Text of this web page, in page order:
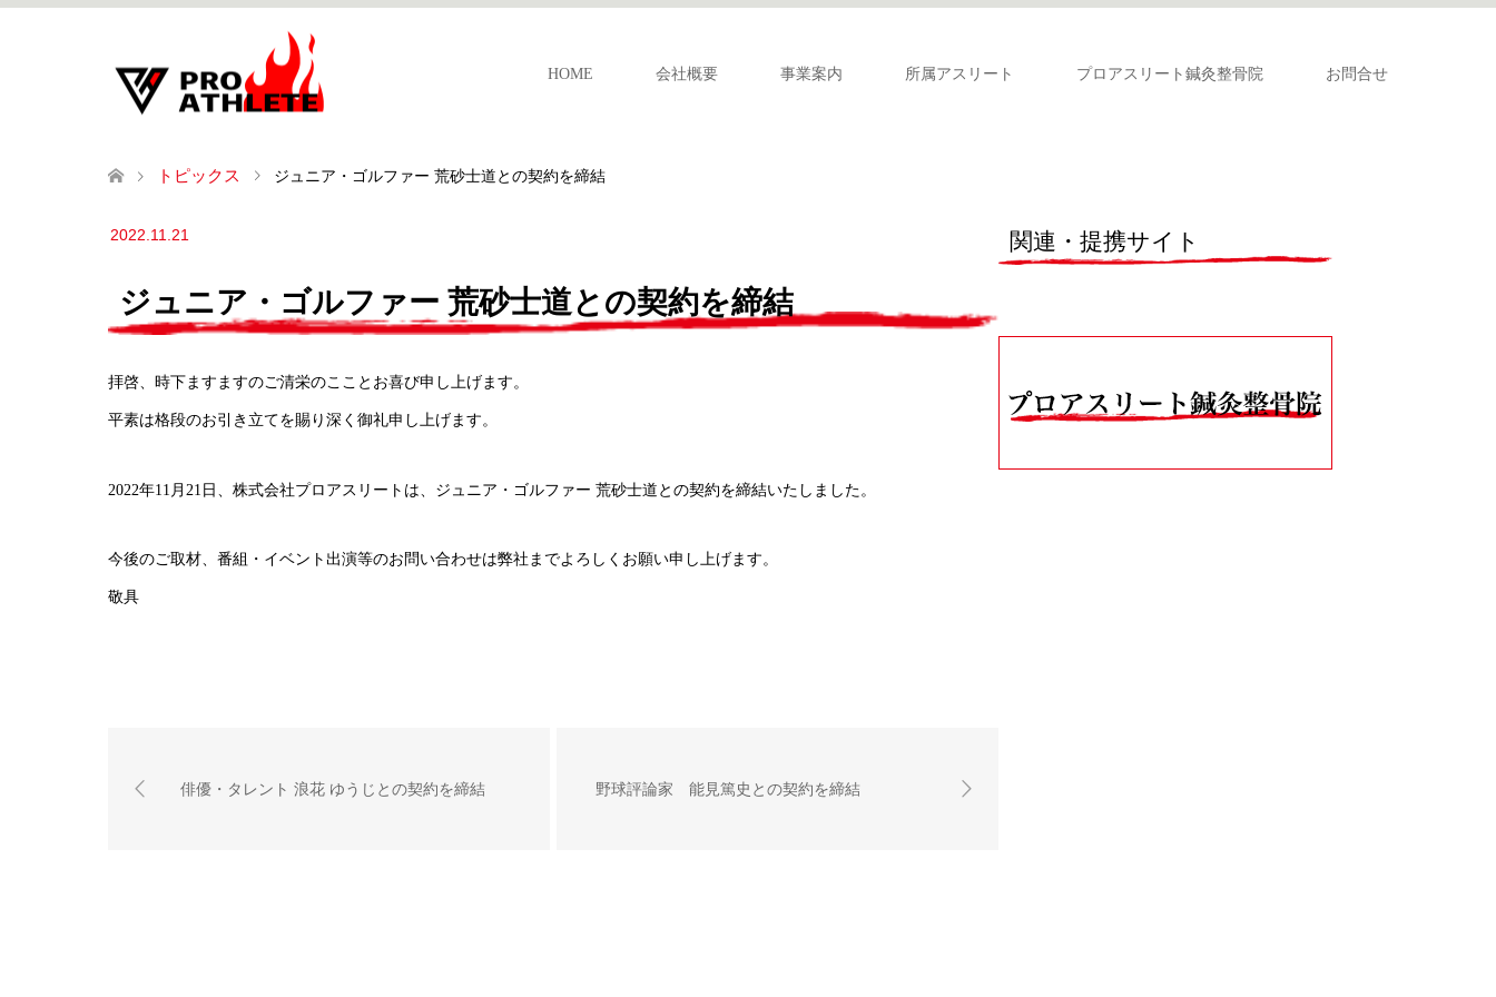
HOME 会社概要 事業案内 所属アスリート プロアスリート鍼灸整骨院 お問合せ
トピックス ジュニア・ゴルファー 荒砂士道との契約を締結
2022.11.21
ジュニア・ゴルファー 荒砂士道との契約を締結
拝啓、時下ますますのご清栄のこことお喜び申し上げます。
平素は格段のお引き立てを賜り深く御礼申し上げます。
2022年11月21日、株式会社プロアスリートは、ジュニア・ゴルファー 荒砂士道との契約を締結いたしました。
今後のご取材、番組・イベント出演等のお問い合わせは弊社までよろしくお願い申し上げます。
敬具
俳優・タレント 浪花 ゆうじとの契約を締結 野球評論家 能見篤史との契約を締結
関連・提携サイト